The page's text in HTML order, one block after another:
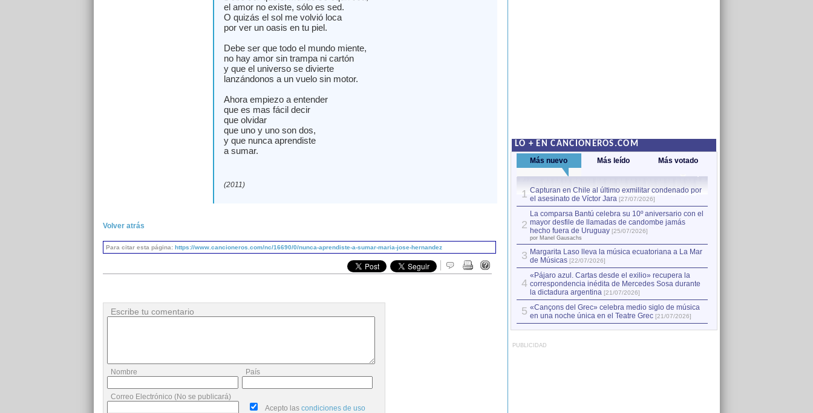
el amor no existe, sólo es sed.
O quizás el sol me volvió loca
por ver un oasis en tu piel.
Debe ser que todo el mundo miente,
no hay amor sin trampa ni cartón
y que el universo se divierte
lanzándonos a un vuelo sin motor.
Ahora empiezo a entender
que es mas fácil decir
que olvidar
que uno y uno son dos,
y que nunca aprendiste
a sumar.
(2011)
Volver atrás
Para citar esta página: https://www.cancioneros.com/nc/16690/0/nunca-aprendiste-a-sumar-maria-jose-hernandez
Escribe tu comentario
Nombre País
Correo Electrónico (No se publicará)
Acepto las condiciones de uso
LO + EN CANCIONEROS.COM
Más nuevo Más leído Más votado
1 Capturan en Chile al último exmilitar condenado por
el asesinato de Víctor Jara [27/07/2026]
2
La comparsa Bantú celebra su 10º aniversario con el
mayor desfile de llamadas de candombe jamás
hecho fuera de Uruguay [25/07/2026]
por Manel Gausachs
3 Margarita Laso lleva la música ecuatoriana a La Mar
de Músicas [22/07/2026]
4
«Pájaro azul. Cartas desde el exilio» recupera la
correspondencia inédita de Mercedes Sosa durante
la dictadura argentina [21/07/2026]
5 «Cançons del Grec» celebra medio siglo de música
en una noche única en el Teatre Grec [21/07/2026]
PUBLICIDAD